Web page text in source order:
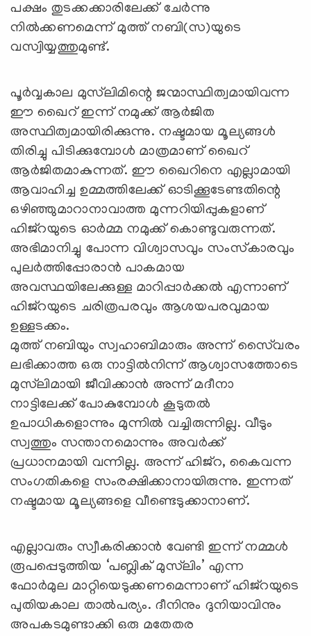
പക്ഷം തുടക്കക്കാരിലേക്ക് ചേര്‍ന്നു
നില്‍ക്കണമെന്ന് മുത്ത് നബി(സ)യുടെ
വസ്വിയ്യത്തുമുണ്ട്.
പൂര്‍വ്വകാല മുസ്‌ലിമിന്റെ ജന്മാസ്ഥിത്വമായിവന്ന
ഈ ഖൈറ് ഇന്ന് നമുക്ക് ആര്‍ജിത
അസ്ഥിത്വമായിരിക്കുന്നു. നഷ്ടമായ മൂല്യങ്ങള്‍
തിരിച്ചു പിടിക്കുമ്പോള്‍ മാത്രമാണ് ഖൈറ്
ആര്‍ജിതമാകുന്നത്. ഈ ഖൈറിനെ എല്ലാമായി
ആവാഹിച്ച ഉമ്മത്തിലേക്ക് ഓടിക്കൂടേണ്ടതിന്റെ
ഒഴിഞ്ഞുമാറാനാവാത്ത മുന്നറിയിപ്പുകളാണ്
ഹിജ്‌റയുടെ ഓര്‍മ്മ നമുക്ക് കൊണ്ടുവരുന്നത്.
അഭിമാനിച്ചു പോന്ന വിശ്വാസവും സംസ്‌കാരവും
പുലര്‍ത്തിപ്പോരാന്‍ പാകമായ
അവസ്ഥയിലേക്കുള്ള മാറിപ്പാര്‍ക്കല്‍ എന്നാണ്
ഹിജ്‌റയുടെ ചരിത്രപരവും ആശയപരവുമായ
ഉള്ളടക്കം.
മുത്ത് നബിയും സ്വഹാബിമാരും അന്ന് സൈ്വരം
ലഭിക്കാത്ത ഒരു നാട്ടില്‍നിന്ന് ആശ്വാസത്തോടെ
മുസ്‌ലിമായി ജീവിക്കാന്‍ അന്ന് മദീനാ
നാട്ടിലേക്ക് പോകുമ്പോള്‍ കൂടുതല്‍
ഉപാധികളൊന്നും മുന്നില്‍ വച്ചിരുന്നില്ല. വീടും
സ്വത്തും സന്താനമൊന്നും അവര്‍ക്ക്
പ്രധാനമായി വന്നില്ല. അന്ന് ഹിജ്‌റ, കൈവന്ന
സംഗതികളെ സംരക്ഷിക്കാനായിരുന്നു. ഇന്നത്
നഷ്ടമായ മൂല്യങ്ങളെ വീണ്ടെടുക്കാനാണ്.
എല്ലാവരും സ്വീകരിക്കാന്‍ വേണ്ടി ഇന്ന് നമ്മള്‍
രൂപപ്പെടുത്തിയ ‘പബ്ലിക് മുസ്‌ലിം’ എന്ന
ഫോര്‍മുല മാറ്റിയെടുക്കണമെന്നാണ് ഹിജ്‌റയുടെ
പുതിയകാല താല്‍പര്യം. ദീനിനും ദുനിയാവിനും
അപകടമുണ്ടാക്കി ഒരു മതേതര